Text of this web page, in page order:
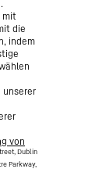
mit
die
indem
unserer
von
Dublin
Parkway,